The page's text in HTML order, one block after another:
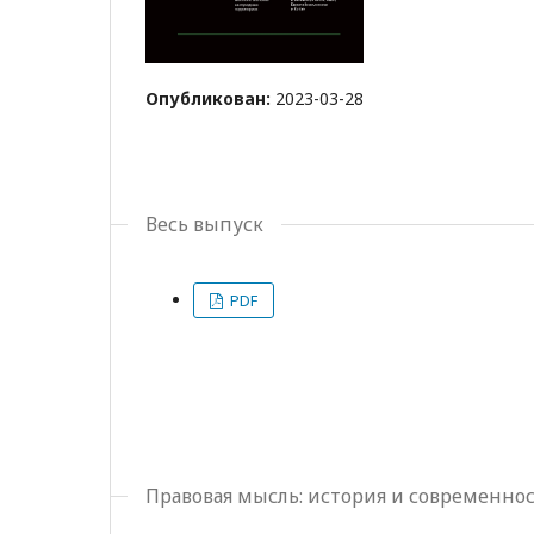
Опубликован: 2023-03-28
Весь выпуск
PDF
Правовая мысль: история и